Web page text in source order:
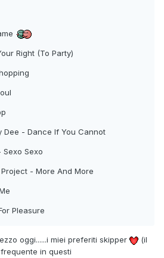
Right (To Party)
Dee - Dance If You Cannot
Sexo Sexo
- More And More
Pleasure
oggi......i miei preferiti skipper
(il
in questi